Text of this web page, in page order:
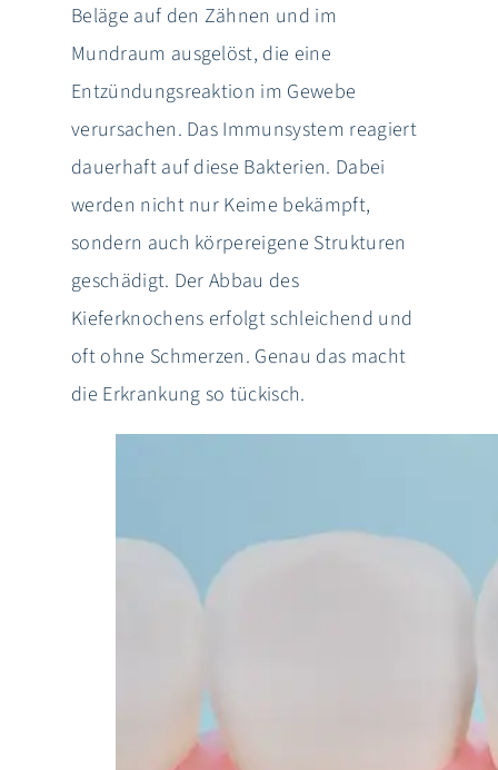
Beläge auf den Zähnen und im
Mundraum ausgelöst, die eine
Entzündungsreaktion im Gewebe
verursachen. Das Immunsystem reagiert
dauerhaft auf diese Bakterien. Dabei
werden nicht nur Keime bekämpft,
sondern auch körpereigene Strukturen
geschädigt. Der Abbau des
Kieferknochens erfolgt schleichend und
oft ohne Schmerzen. Genau das macht
die Erkrankung so tückisch.